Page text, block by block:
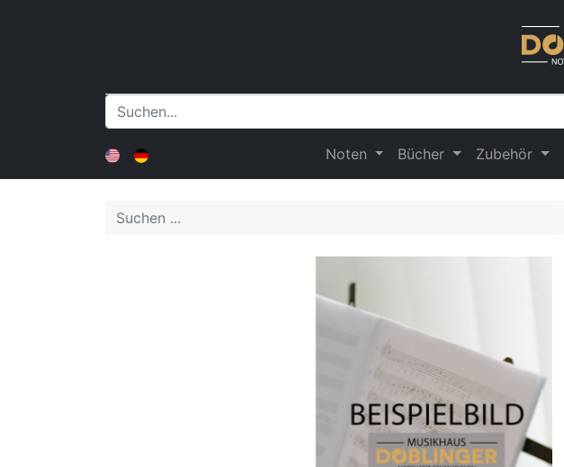
Noten Bücher Zubehör